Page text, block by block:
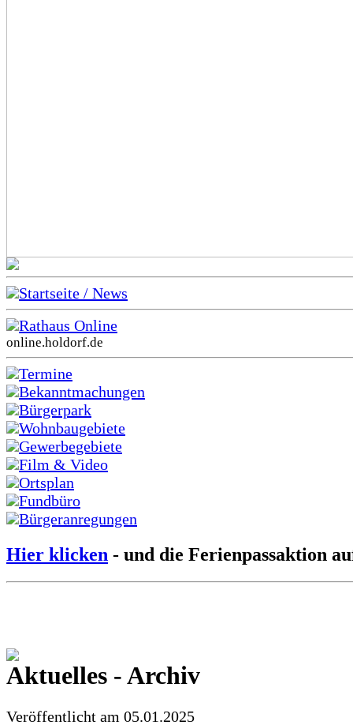
Startseite / News
Rathaus Online
online.holdorf.de
Termine
Bekanntmachungen
Bürgerpark
Wohnbaugebiete
Gewerbegebiete
Film & Video
Ortsplan
Fundbüro
Bürgeranregungen
Hier klicken - und die Ferienpassaktion
Aktuelles - Archiv
Veröffentlicht am 05.01.2025